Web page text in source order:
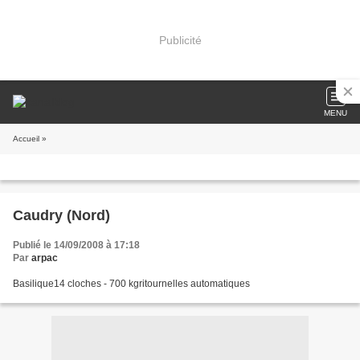
Publicité
MENU
Accueil »
Caudry (Nord)
Publié le 14/09/2008 à 17:18
Par arpac
Basilique14 cloches - 700 kgritournelles automatiques